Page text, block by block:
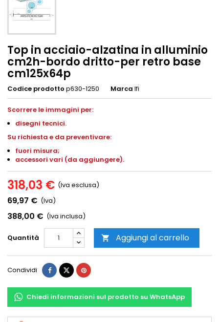
Top in acciaio-alzatina in alluminio
cm2h-bordo dritto-per retro base
cm125x64p
Codice prodotto p630-1250 Marca Ifi
Scorrere le immagini per:
disegni tecnici.
Su richiesta e da preventivare:
fuori misura;
accessori vari (da aggiungere).
318,03 € (Iva esclusa)
69,97 € (Iva)
388,00 € (Iva inclusa)
Quantità  Aggiungi al carrello
Condividi
Chiedi informazioni sul prodotto su WhatsApp